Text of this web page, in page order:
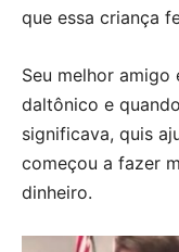
que essa criança
Seu melhor amigo
daltônico e
significava, quis
começou a fazer
dinheiro.